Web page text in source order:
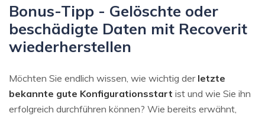
Bonus-Tipp - Gelöschte oder
beschädigte Daten mit Recoverit
wiederherstellen
Möchten Sie endlich wissen, wie wichtig der letzte
bekannte gute Konfigurationsstart ist und wie Sie ihn
erfolgreich durchführen können? Wie bereits erwähnt,